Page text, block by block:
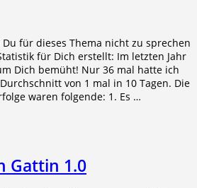
für dieses Thema nicht zu sprechen
für Dich erstellt: Im letzten Jahr
Dich bemüht! Nur 36 mal hatte ich
von 1 mal in 10 Tagen. Die
waren folgende: 1. Es …
Gattin 1.0